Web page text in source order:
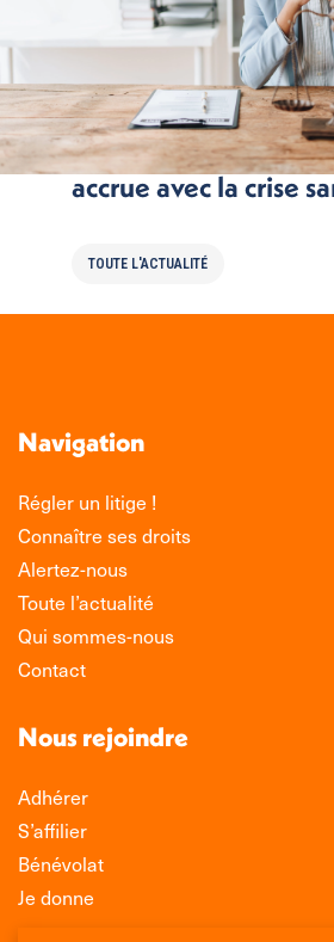
La consommation
accrue avec la crise
TOUTE L'ACTUALITÉ
Navigation
Régler un litige !
Connaître ses droits
Alertez-nous
Toute l’actualité
Qui sommes-nous
Contact
Nous rejoindre
Adhérer
S’affilier
Bénévolat
Je donne